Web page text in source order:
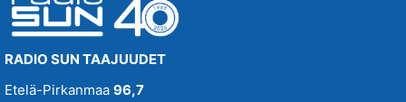
RADIO SUN TAAJUUDET
Etelä-Pirkanmaa 96,7